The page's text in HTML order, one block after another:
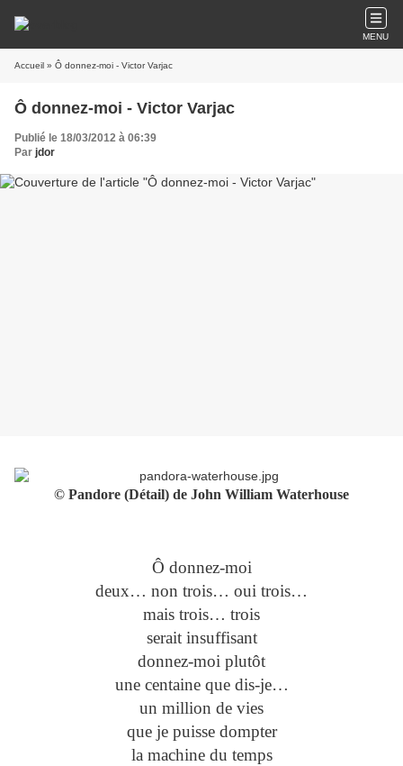
MENU
Accueil » Ô donnez-moi - Victor Varjac
Ô donnez-moi - Victor Varjac
Publié le 18/03/2012 à 06:39
Par jdor
© Pandore (Détail) de John William Waterhouse
Ô donnez-moi
deux… non trois… oui trois…
mais trois… trois
serait insuffisant
donnez-moi plutôt
une centaine que dis-je…
un million de vies
que je puisse dompter
la machine du temps